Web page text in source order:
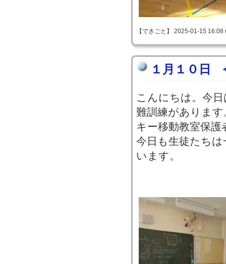
【できごと】 2025-01-15
１月１０日
こんにちは。今
難訓練がありま
キー移動教室保
今日も生徒たち
います。